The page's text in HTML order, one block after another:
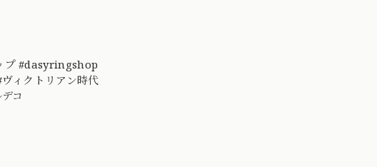
プ #dasyringshop
ィクトリアン時代
コ